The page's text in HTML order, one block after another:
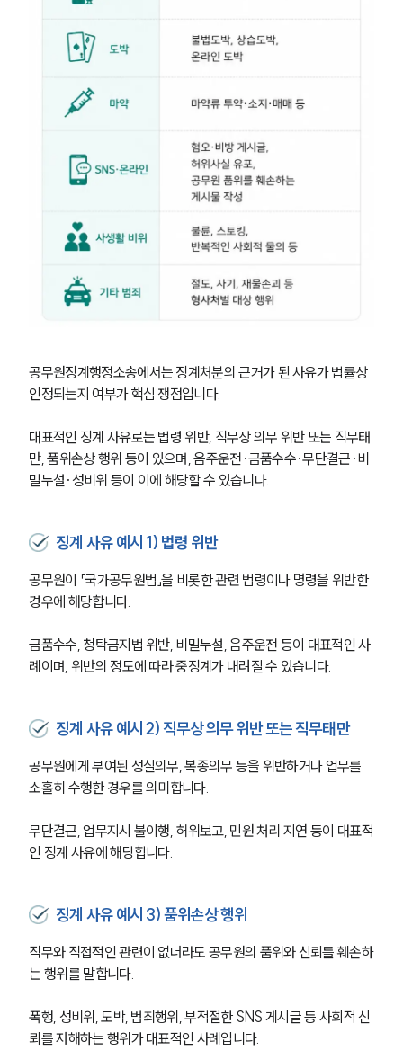
공무원징계행정소송에서는 징계처분의 근거가 된 사유가 법률상
인정되는지 여부가 핵심 쟁점입니다.
대표적인 징계 사유로는 법령 위반, 직무상 의무 위반 또는 직무태
만, 품위손상 행위 등이 있으며, 음주운전·금품수수·무단결근·비
밀누설·성비위 등이 이에 해당할 수 있습니다.
징계 사유 예시 1) 법령 위반
공무원이 「국가공무원법」을 비롯한 관련 법령이나 명령을 위반한
경우에 해당합니다.
금품수수, 청탁금지법 위반, 비밀누설, 음주운전 등이 대표적인 사
례이며, 위반의 정도에 따라 중징계가 내려질 수 있습니다.
징계 사유 예시 2) 직무상 의무 위반 또는 직무태만
공무원에게 부여된 성실의무, 복종의무 등을 위반하거나 업무를
소홀히 수행한 경우를 의미합니다.
무단결근, 업무지시 불이행, 허위보고, 민원 처리 지연 등이 대표적
인 징계 사유에 해당합니다.
징계 사유 예시 3) 품위손상 행위
직무와 직접적인 관련이 없더라도 공무원의 품위와 신뢰를 훼손하
는 행위를 말합니다.
폭행, 성비위, 도박, 범죄행위, 부적절한 SNS 게시글 등 사회적 신
뢰를 저해하는 행위가 대표적인 사례입니다.